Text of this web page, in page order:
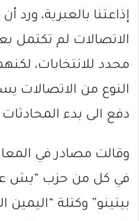
إذاعتنا بالعبرية، ورد
الاتصالات لم تكتمل
محدد للانتخابات،
النوع من الاتصالات
دفع الى بدء المحادثات
وقالت مصادر في
في كل من حزب “يش
بيتينو” وكتلة